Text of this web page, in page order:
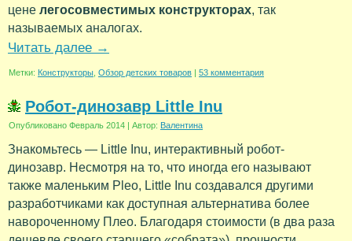
цене легосовместимых конструкторах, так
называемых аналогах.
Читать далее →
Метки: Конструкторы Обзор детских товаров | 53 комментария
Робот-динозавр Little Inu
Опубликовано Февраль 2014 | Автор: Валентина
Знакомьтесь — Little Inu, интерактивный робот-
динозавр. Несмотря на то, что иногда его называют
также маленьким Pleo, Little Inu создавался другими
разработчиками как доступная альтернатива более
навороченному Плео. Благодаря стоимости (в два раза